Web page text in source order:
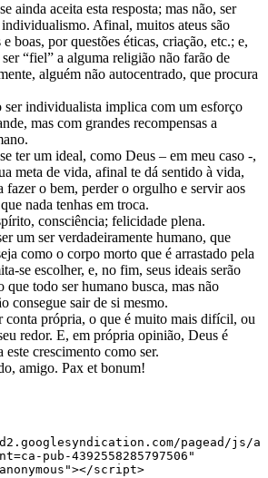
ainda aceita esta resposta; mas não, ser
Afinal, muitos ateus são
e boas, por questões éticas, criação, etc.; e,
“fiel” a alguma religião não farão de
alguém não autocentrado, que procura
ser individualista implica com um esforço
mas com grandes recompensas a
ter um ideal, como Deus – em meu caso -,
meta de vida, afinal te dá sentido à vida,
fazer o bem, perder o orgulho e servir aos
nada tenhas em troca.
consciência; felicidade plena.
um ser verdadeiramente humano, que
como o corpo morto que é arrastado pela
se escolher, e, no fim, seus ideais serão
que todo ser humano busca, mas não
consegue sair de si mesmo.
conta própria, o que é muito mais difícil, ou
redor. E, em própria opinião, Deus é
este crescimento como ser.
amigo. Pax et bonum!
pagead/js/a
pub-4392558285797506"
script>